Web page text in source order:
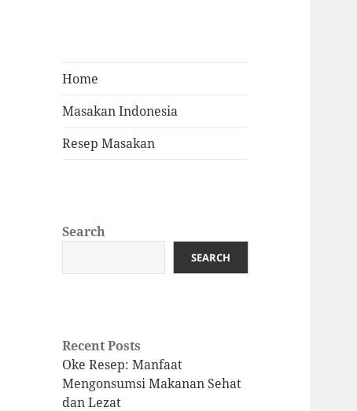
Home
Masakan Indonesia
Resep Masakan
Search
SEARCH
Recent Posts
Oke Resep: Manfaat
Mengonsumsi Makanan Sehat
dan Lezat